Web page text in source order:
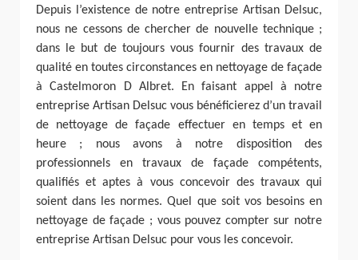
Depuis l’existence de notre entreprise Artisan Delsuc,
nous ne cessons de chercher de nouvelle technique ;
dans le but de toujours vous fournir des travaux de
qualité en toutes circonstances en nettoyage de façade
à Castelmoron D Albret. En faisant appel à notre
entreprise Artisan Delsuc vous bénéficierez d’un travail
de nettoyage de façade effectuer en temps et en
heure ; nous avons à notre disposition des
professionnels en travaux de façade compétents,
qualifiés et aptes à vous concevoir des travaux qui
soient dans les normes. Quel que soit vos besoins en
nettoyage de façade ; vous pouvez compter sur notre
entreprise Artisan Delsuc pour vous les concevoir.